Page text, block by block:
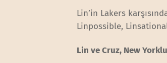
Lin’in Lakers
Linpossible,
Lin ve Cruz, New